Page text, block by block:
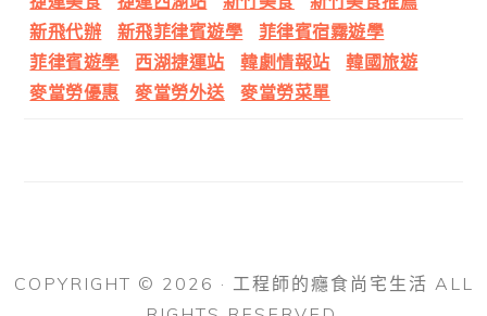
新飛代辦
新飛菲律賓遊學
菲律賓宿霧遊學
菲律賓遊學
西湖捷運站 韓劇情報站
韓國旅遊
麥當勞優惠
麥當勞外送 麥當勞菜單
COPYRIGHT © 2026 · 工程師的癮食尚宅生活 ALL